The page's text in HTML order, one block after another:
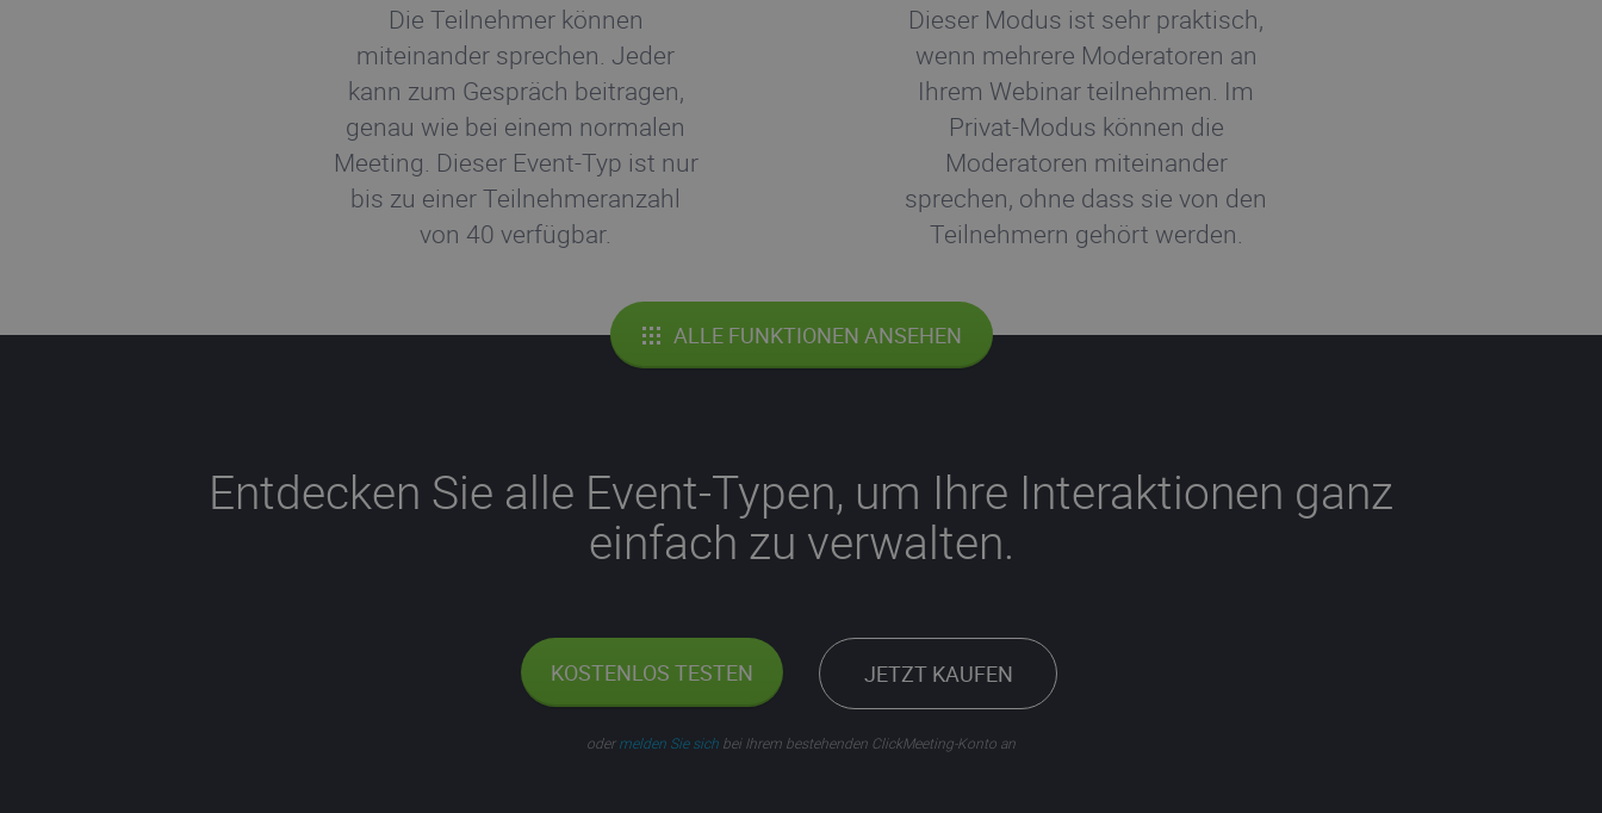
Die Teilnehmer können
miteinander sprechen. Jeder
kann zum Gespräch beitragen,
genau wie bei einem normalen
Meeting. Dieser Event-Typ ist nur
bis zu einer Teilnehmeranzahl
von 40 verfügbar.
Dieser Modus ist sehr praktisch,
wenn mehrere Moderatoren an
Ihrem Webinar teilnehmen. Im
Privat-Modus können die
Moderatoren miteinander
sprechen, ohne dass sie von den
Teilnehmern gehört werden.
ALLE FUNKTIONEN ANSEHEN
Entdecken Sie alle Event-Typen, um Ihre Interaktionen ganz
einfach zu verwalten.
JETZT KAUFEN
KOSTENLOS TESTEN
odermelden Sie sich bei Ihrem bestehenden ClickMeeting-Konto an